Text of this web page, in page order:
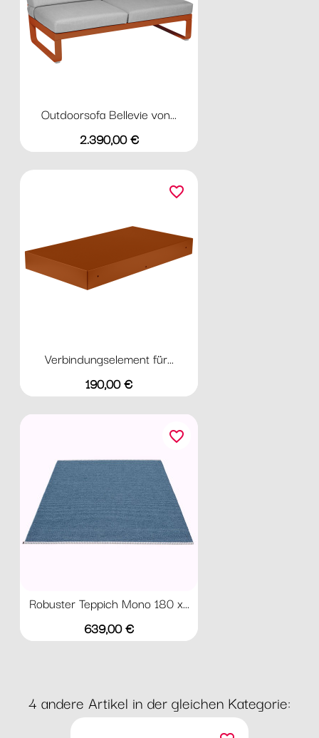
Outdoorsofa Bellevie von...
Preis
2.390,00 €
Verbindungselement für...
Preis
190,00 €
favorite_border
Robuster Teppich Mono 180 x...
Preis
639,00 €
favorite_border
4 andere Artikel in der gleichen Kategorie: